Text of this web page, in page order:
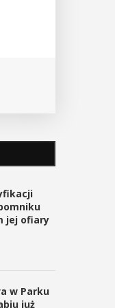
jej ofiary
w Parku
już